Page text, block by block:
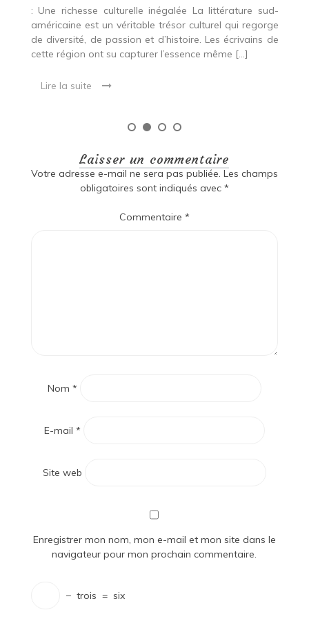
Laisser un commentaire
Votre adresse e-mail ne sera pas publiée. Les champs
obligatoires sont indiqués avec *
Commentaire *
Nom *
E-mail *
Site web
Enregistrer mon nom, mon e-mail et mon site dans le
navigateur pour mon prochain commentaire.
− trois = six